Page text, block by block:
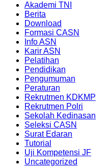
Akademi TNI
Berita
Download
Formasi CASN
Info ASN
Karir ASN
Pelatihan
Pendidikan
Pengumuman
Peraturan
Rekrutmen KDKMP
Rekrutmen Polri
Sekolah Kedinasan
Seleksi CASN
Surat Edaran
Tutorial
Uji Kompetensi JF
Uncategorized